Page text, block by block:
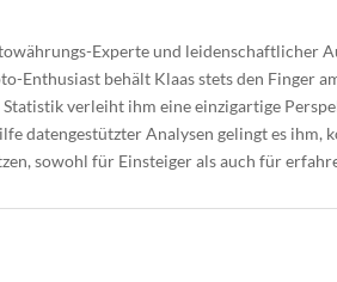
Experte und leidenschaftlicher
Enthusiast behält Klaas stets den Finger
verleiht ihm eine einzigartige
datengestützter Analysen gelingt es ihm,
sowohl für Einsteiger als auch für